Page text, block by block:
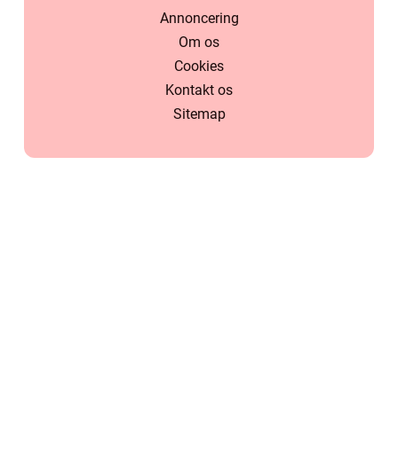
Annoncering
Om os
Cookies
Kontakt os
Sitemap